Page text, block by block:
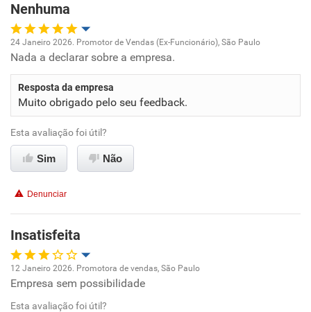
Nenhuma
Oportunidade de promoção
Ambiente de trabalho
Conciliação com a vida familiar
Benefícios
Recomenda esta empresa
24 Janeiro 2026. Promotor de Vendas (Ex-Funcionário), São Paulo
Nada a declarar sobre a empresa.
Resposta da empresa
Muito obrigado pelo seu feedback.
Esta avaliação foi útil?
Sim Não
Denunciar
Insatisfeita
Oportunidade de promoção
12 Janeiro 2026. Promotora de vendas, São Paulo
Empresa sem possibilidade
Esta avaliação foi útil?